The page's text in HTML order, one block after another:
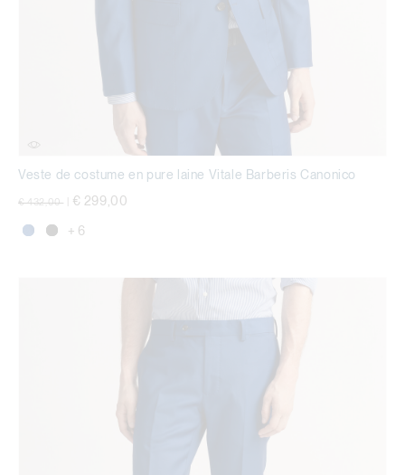
Veste de costume en pure laine Vitale Barberis Canonico
Prix réduit de
€ 432,00 € 299,00
+ 6